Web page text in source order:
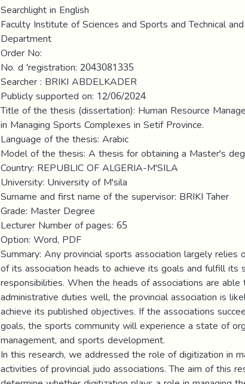
Searchlight in English
Faculty Institute of Sciences and Sports and Technical
Department
Order No:
No. d 'registration: 2043081335
Searcher : BRIKI ABDELKADER
Publicly supported on: 12/06/2024
Title of the thesis (dissertation): Human Resource
in Managing Sports Complexes in Setif Province.
Language of the thesis: Arabic
Model of the thesis: A thesis for obtaining a Master's
Country: REPUBLIC OF ALGERIA-M'SILA
University: University of M'sila
Surname and first name of the supervisor: BRIKI Taher
Grade: Master Degree
Lecturer Number of pages: 65
Option: Word, PDF
Summary: Any provincial sports association largely relies
of its association heads to achieve its goals and fulfill its
responsibilities. When the heads of associations are
administrative duties well, the provincial association is
achieve its published objectives. If the associations
goals, the sports community will experience a state of
management, and sports development.
In this research, we addressed the role of digitization in
activities of provincial judo associations. The aim of this